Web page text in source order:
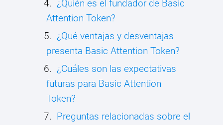
¿Quién es el fundador de Basic
Attention Token?
¿Qué ventajas y desventajas
presenta Basic Attention Token?
¿Cuáles son las expectativas
futuras para Basic Attention
Token?
Preguntas relacionadas sobre el